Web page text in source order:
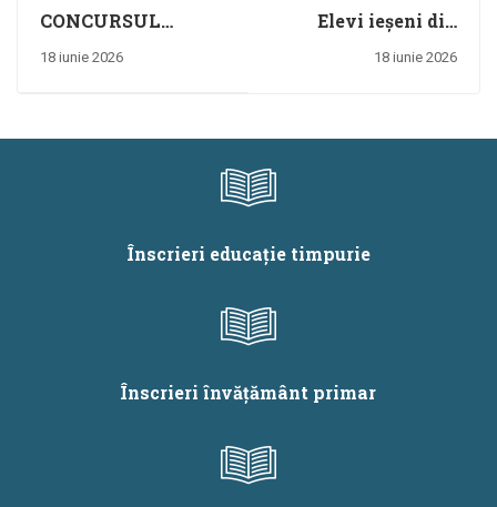
CONCURSUL
„SANITARII
18 iunie 2026
Elevi ieșeni din
mediul rural pe
18 iunie 2026
Înscrieri educație timpurie
Înscrieri învățământ primar